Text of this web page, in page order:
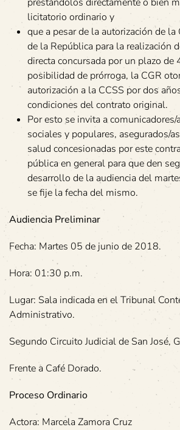
licitatorio ordinario y
que a pesar de la autorización de
de la República para la realización
directa concursada por un plazo de
posibilidad de prórroga, la CGR
autorización a la CCSS por dos
condiciones del contrato original.
Por esto se invita a comunicadores/
sociales y populares, asegurados/
salud concesionadas por este
pública en general para que den
desarrollo de la audiencia del
se fije la fecha del mismo.
Audiencia Preliminar
Fecha: Martes 05 de junio de 2018.
Hora: 01:30 p.m.
Lugar: Sala indicada en el Tribunal
Administrativo.
Segundo Circuito Judicial de San José,
Frente a Café Dorado.
Proceso Ordinario
Actora: Marcela Zamora Cruz